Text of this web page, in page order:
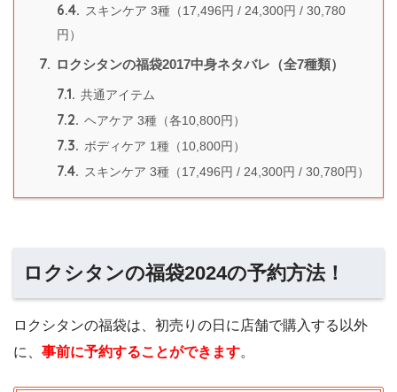
6.4. スキンケア 3種（17,496円 / 24,300円 / 30,780
円）
7. ロクシタンの福袋2017中身ネタバレ（全7種類）
7.1. 共通アイテム
7.2. ヘアケア 3種（各10,800円）
7.3. ボディケア 1種（10,800円）
7.4. スキンケア 3種（17,496円 / 24,300円 / 30,780円）
ロクシタンの福袋2024の予約方法！
ロクシタンの福袋は、初売りの日に店舗で購入する以外
に、 事前に予約することができます。